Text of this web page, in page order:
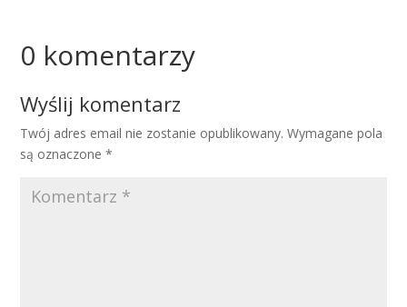
0 komentarzy
Wyślij komentarz
Twój adres email nie zostanie opublikowany. Wymagane pola
są oznaczone*